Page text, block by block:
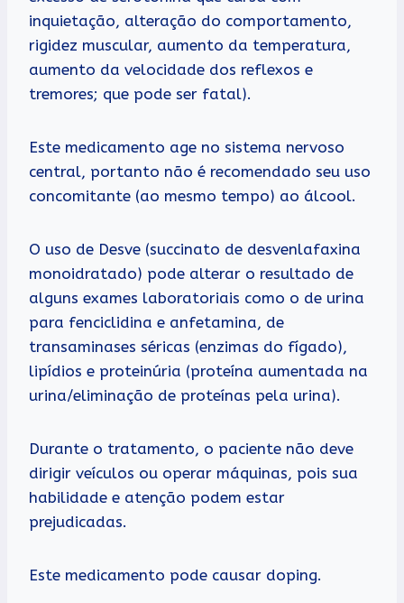
inquietação, alteração do comportamento,
rigidez muscular, aumento da temperatura,
aumento da velocidade dos reflexos e
tremores; que pode ser fatal).
Este medicamento age no sistema nervoso
central, portanto não é recomendado seu uso
concomitante (ao mesmo tempo) ao álcool.
O uso de Desve (succinato de desvenlafaxina
monoidratado) pode alterar o resultado de
alguns exames laboratoriais como o de urina
para fenciclidina e anfetamina, de
transaminases séricas (enzimas do fígado),
lipídios e proteinúria (proteína aumentada na
urina/eliminação de proteínas pela urina).
Durante o tratamento, o paciente não deve
dirigir veículos ou operar máquinas, pois sua
habilidade e atenção podem estar
prejudicadas.
Este medicamento pode causar doping.